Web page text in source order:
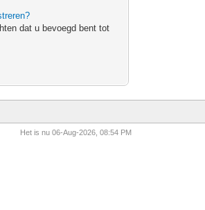
dat u bevoegd bent tot
Het is nu 06-Aug-2026, 08:54 PM